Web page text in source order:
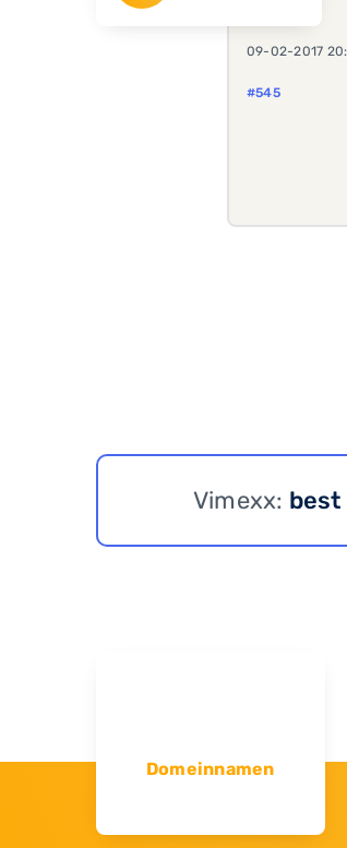
09-02-2017
#545
Vimexx: best
Domeinnamen